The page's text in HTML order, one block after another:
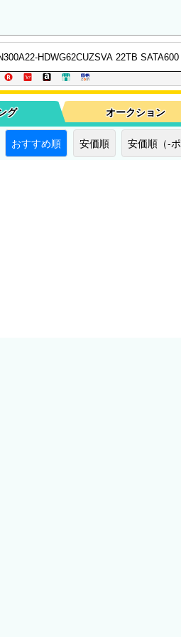
グ オークション
おすすめ順 安価順 安価順（-ポ